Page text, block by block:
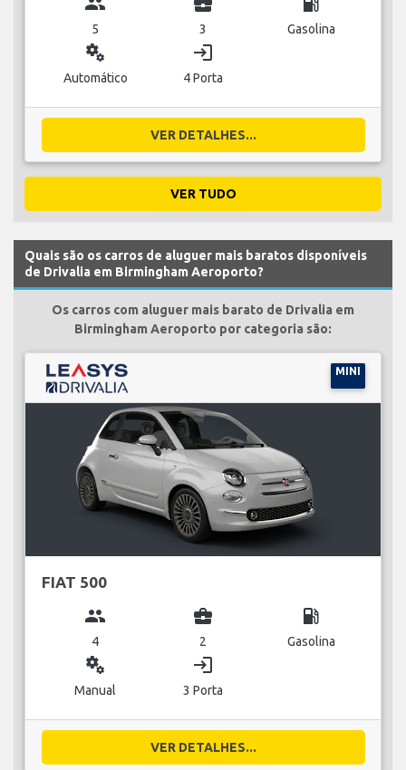
5 3 Gasolina
miscellaneous_services
Automático
login
4 Porta
VER DETALHES...
VER TUDO
Quais são os carros de aluguer mais baratos disponíveis
de Drivalia em Birmingham Aeroporto?
Os carros com aluguer mais barato de Drivalia em
Birmingham Aeroporto por categoria são:
MINI
FIAT 500
group
4
business_center
2
local_gas_station
Gasolina
miscellaneous_services
Manual
login
3 Porta
VER DETALHES...